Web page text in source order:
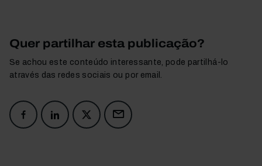
Quer partilhar esta publicação?
Se achou este conteúdo interessante, pode partilhá-lo
através das redes sociais ou por email.